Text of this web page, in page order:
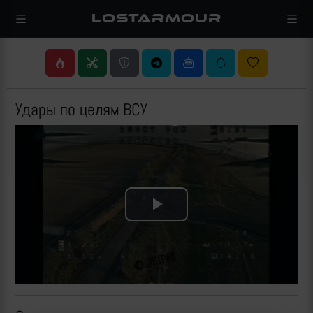
LOSTARMOUR
Удары по целям ВСУ
Play
Video